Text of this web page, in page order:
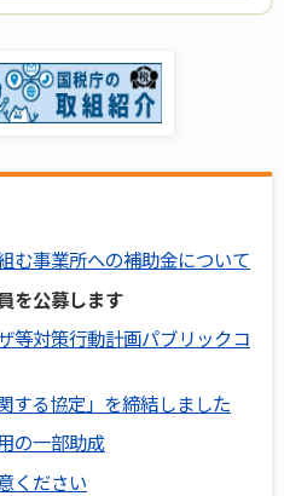
む事業所への補助金について
を公募します
等対策行動計画パブリックコ
する協定」を締結しました
の一部助成
ください